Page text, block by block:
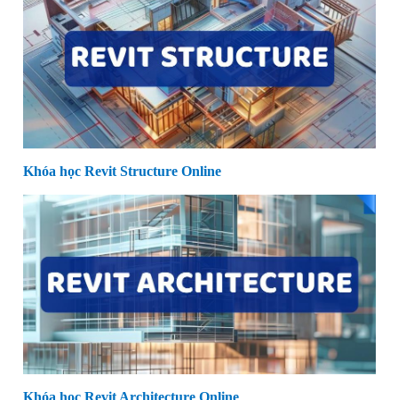
KHÓA HỌC NỔI BẬT
Khóa học Revit Structure Online